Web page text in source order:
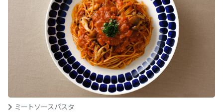
ミートソースパスタ